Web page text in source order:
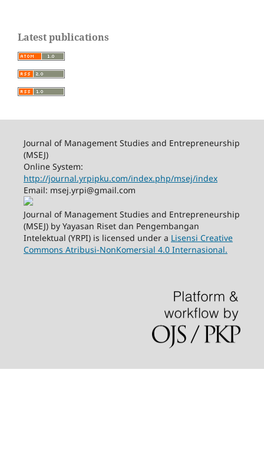
Latest publications
Journal of Management Studies and Entrepreneurship
(MSEJ)
Online System:
http://journal.yrpipku.com/index.php/msej/index
Email: msej.yrpi@gmail.com
Journal of Management Studies and Entrepreneurship
(MSEJ) by Yayasan Riset dan Pengembangan
Intelektual (YRPI) is licensed under a Lisensi Creative
Commons Atribusi-NonKomersial 4.0 Internasional.